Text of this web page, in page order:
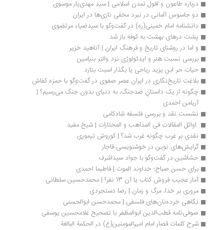
درباره طاعون و افول تمدن اسلامی | سید مهدی‌یار موسوی
دو جاسوس آلمانی در نبرد مخفی نازی‌ها در ایران
دانشنامه امام خمینی(ره) در گفت‌وگو با سیدضیاء مرتضوی
پشت درهای بهشت به کوفه باز شد
و اما در روشنای تاریخ و فرهنگ ایران | آناهید خزیر
بررسی نسبت هنر و ایدئولوژی نزد والتر بنیامین
حیات حر ابن یزید ریاحی یا بگذار اسبت بتازد
بلاغت تاریخ‌نگاری در ایران عصر صفوی در گفت‌وگو با حمزه کفاش
چگونه از یک داستان‌ِ ضدجنگ، به دنیای بدون جنگ می‌رسیم؟ |
آریامن احمدی
نشست نقد و بررسی فلسفه شادکامی
اوائل المقالات فی المذاهب و المختارات | شیخ مفید
نقدی بر غرب چگونه غرب شد؟ | کوروش تیموری
گرایش‌های نوین در خوشنویسی قاجار
حشاشین در گفت‌وگو با جواد سیداشرف
برای حسن صباح؛ خداوند الموت | فاطیما احمدی
آمار عجیب فروش کتاب یا آن 13 نفر! | محمدحسین سلطانی
مروری بر خدا، مرگ و زمان | رضا دستجردی
نگاهی خرده‌نان‌های فلسفی | محمدحسن ابوالحسنی
صوفی‌نامه قطب‌الدین ابوالمظفر با تصحیح غلامحسین یوسفی
شرح کلمات قصار امام امیرالمومنین(ع) در الحکمة البالغة